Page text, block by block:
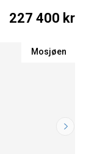
227 400 kr
Mosjøen